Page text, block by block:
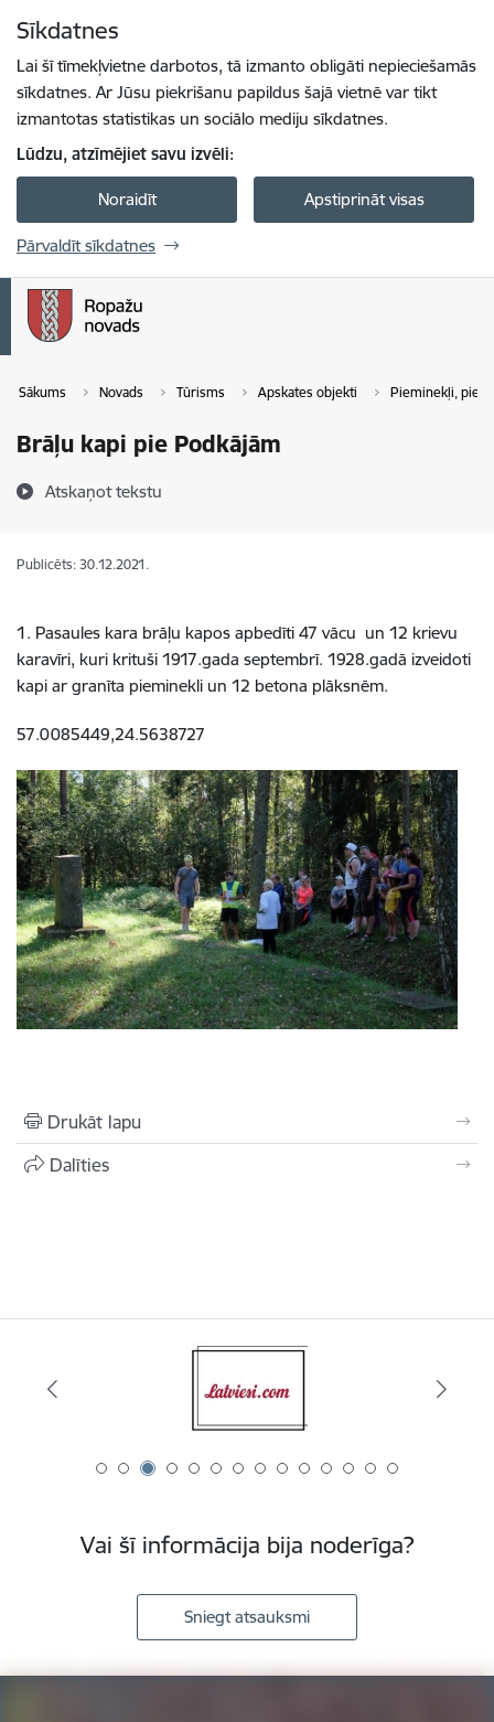
Sīkdatnes
Lai šī tīmekļvietne darbotos, tā izmanto obligāti nepieciešamās
sīkdatnes. Ar Jūsu piekrišanu papildus šajā vietnē var tikt
izmantotas statistikas un sociālo mediju sīkdatnes.
Lūdzu, atzīmējiet savu izvēli:
Noraidīt Apstiprināt visas
Pārvaldīt sīkdatnes
Sākums Novads Tūrisms Apskates objekti Pieminekļi,
Brāļu kapi pie Podkājām
Atskaņot tekstu
Publicēts: 30.12.2021.
1. Pasaules kara brāļu kapos apbedīti 47 vācu un 12 krievu
karavīri, kuri krituši 1917.gada septembrī. 1928.gadā izveidoti
kapi ar granīta pieminekli un 12 betona plāksnēm.
57.0085449,24.5638727
Drukāt lapu
Dalīties
Vai šī informācija bija noderīga?
Sniegt atsauksmi